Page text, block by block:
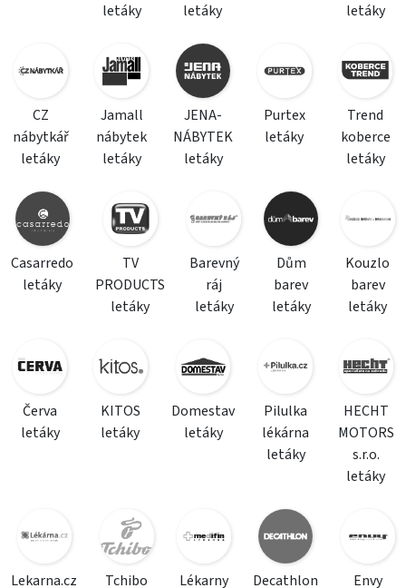
letáky
letáky
letáky
CZ
nábytkář
letáky
Jamall
nábytek
letáky
JENA-
NÁBYTEK
letáky
Purtex
letáky
Trend
koberce
letáky
Casarredo
letáky
TV
PRODUCTS
letáky
Barevný
ráj
letáky
Dům
barev
letáky
Kouzlo
barev
letáky
Červa
letáky
KITOS
letáky
Domestav
letáky
Pilulka
lékárna
letáky
HECHT
MOTORS
s.r.o.
letáky
Lekarna.cz Tchibo Lékarny Decathlon Envy